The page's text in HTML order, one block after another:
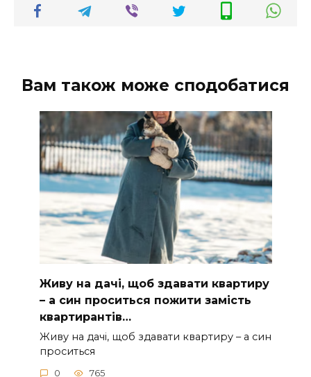
Вам також може сподобатися
Живу на дачі, щоб здавати квартиру
– а син проситься пожити замість
квартирантів…
Живу на дачі, щоб здавати квартиру – а син
проситься
0 765